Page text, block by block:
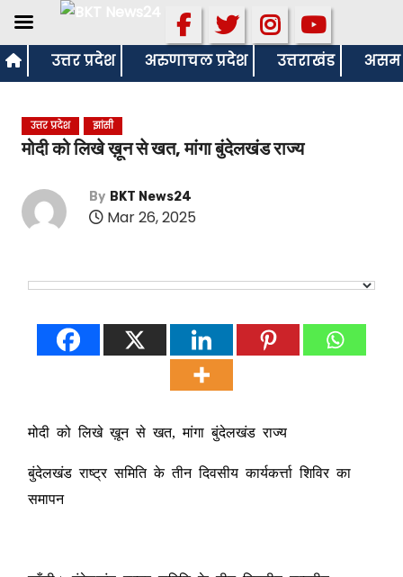
S
k
उत्तर प्रदेश अरुणाचल प्रदेश उत्तराखंड असम
उत्तर प्रदेश झांसी
मोदी को लिखे ख़ून से खत, मांगा बुंदेलखंड राज्य
By BKT News24
Mar 26, 2025
मोदी को लिखे ख़ून से खत, मांगा बुंदेलखंड राज्य
बुंदेलखंड राष्ट्र समिति के तीन दिवसीय कार्यकर्त्ता शिविर का
समापन